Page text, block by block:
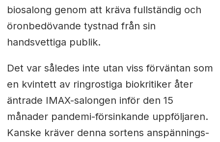
biosalong genom att kräva fullständig och
öronbedövande tystnad från sin
handsvettiga publik.
Det var således inte utan viss förväntan som
en kvintett av ringrostiga biokritiker åter
äntrade IMAX-salongen inför den 15
månader pandemi-försinkande uppföljaren.
Kanske kräver denna sortens anspännings-